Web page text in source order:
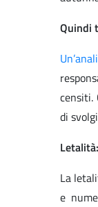
Quindi
censiti.
di
La
e